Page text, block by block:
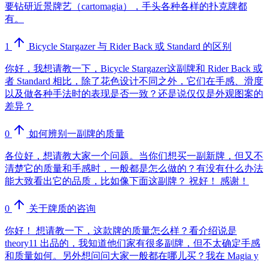
要钻研近景牌艺（cartomagia），手头各种各样的扑克牌都
有。
1 Bicycle Stargazer 与 Rider Back 或 Standard 的区别
你好，我想请教一下，Bicycle Stargazer这副牌和 Rider Back 或
者 Standard 相比，除了花色设计不同之外，它们在手感、滑度
以及做各种手法时的表现是否一致？还是说仅仅是外观图案的
差异？
0 如何辨别一副牌的质量
各位好，想请教大家一个问题。当你们想买一副新牌，但又不
清楚它的质量和手感时，一般都是怎么做的？有没有什么办法
能大致看出它的品质，比如像下面这副牌？ 祝好！ 感谢！
0 关于牌质的咨询
你好！ 想请教一下，这款牌的质量怎么样？看介绍说是
theory11 出品的，我知道他们家有很多副牌，但不太确定手感
和质量如何。另外想问问大家一般都在哪儿买？我在 Magia y